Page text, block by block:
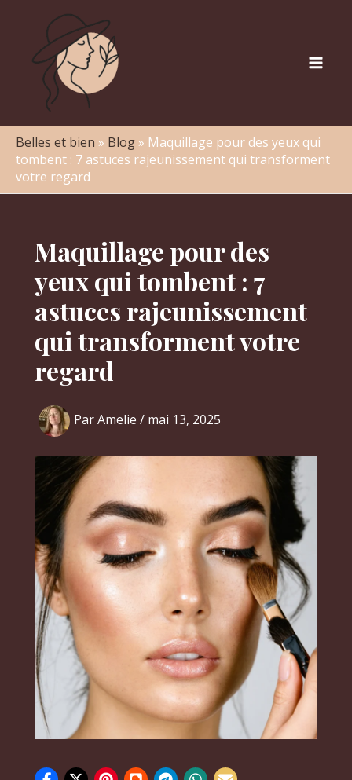
contenu
Belles et bien » Blog» Maquillage pour des yeux qui
tombent : 7 astuces rajeunissement qui transforment
votre regard
Maquillage pour des
yeux qui tombent : 7
astuces rajeunissement
qui transforment votre
regard
ParAmelie / mai 13, 2025